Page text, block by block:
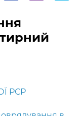
РСР